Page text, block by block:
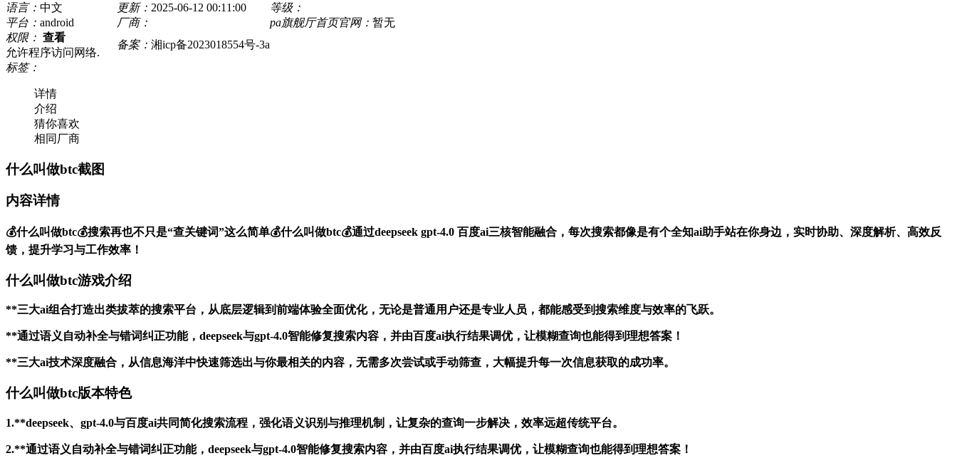
语言： 中文 更新： 2025-06-12 00:11:00
等级：
平台： android 厂商： pa旗舰厅首页官网： 暂无
权限： 查看
允许程序访问网络.
备案： 湘icp备2023018554号-3a
标签：
详情
介绍
猜你喜欢
相同厂商
什么叫做btc截图
内容详情
💰什么叫做btc💰搜索再也不只是“查关键词”这么简单💰什么叫做btc💰通过deepseek gpt-4.0 百度ai三核智能融合，每次搜索都像是有个全知ai助手站在你身边，实时协助、深度解析、高效反
馈，提升学习与工作效率！
什么叫做btc游戏介绍
**三大ai组合打造出类拔萃的搜索平台，从底层逻辑到前端体验全面优化，无论是普通用户还是专业人员，都能感受到搜索维度与效率的飞跃。
**通过语义自动补全与错词纠正功能，deepseek与gpt-4.0智能修复搜索内容，并由百度ai执行结果调优，让模糊查询也能得到理想答案！
**三大ai技术深度融合，从信息海洋中快速筛选出与你最相关的内容，无需多次尝试或手动筛查，大幅提升每一次信息获取的成功率。
什么叫做btc版本特色
1.**deepseek、gpt-4.0与百度ai共同简化搜索流程，强化语义识别与推理机制，让复杂的查询一步解决，效率远超传统平台。
2.**通过语义自动补全与错词纠正功能，deepseek与gpt-4.0智能修复搜索内容，并由百度ai执行结果调优，让模糊查询也能得到理想答案！